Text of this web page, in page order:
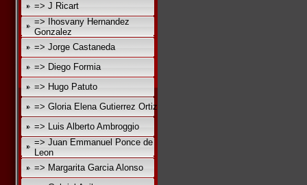
=> J Ricart
=> Ihosvany Hernandez
Gonzalez
=> Jorge Castaneda
=> Diego Formia
=> Hugo Patuto
=> Gloria Elena Gutierrez Ortiz
=> Luis Alberto Ambroggio
=> Juan Emmanuel Ponce de
Leon
=> Margarita Garcia Alonso